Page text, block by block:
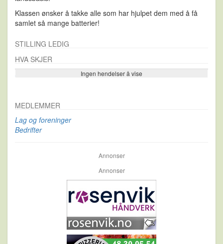
Klassen ønsker å takke alle som har hjulpet dem med å få
samlet så mange batterier!
STILLING LEDIG
HVA SKJER
Ingen hendelser å vise
Se flere…
MEDLEMMER
Lag og foreninger
Bedrifter
Annonser
Annonser